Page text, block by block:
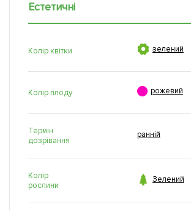
Естетичні
Колір квітки  зелений
Колір плоду  рожевий
Термін
дозрівання
ранній
Колір
рослини
 Зелений